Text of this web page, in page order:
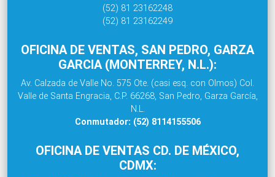
(52) 81 23162248
(52) 81 23162249
OFICINA DE VENTAS, SAN PEDRO, GARZA
GARCIA (MONTERREY, N.L.):
Av. Calzada de Valle No. 575 Ote. (casi esq. con Olmos) Col.
Valle de Santa Engracia, C.P. 66268, San Pedro, Garza García,
N.L.
Conmutador: (52) 8114155506
OFICINA DE VENTAS CD. DE MÉXICO,
CDMX: